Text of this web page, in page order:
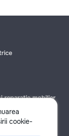
cookie-
reparație mobilier